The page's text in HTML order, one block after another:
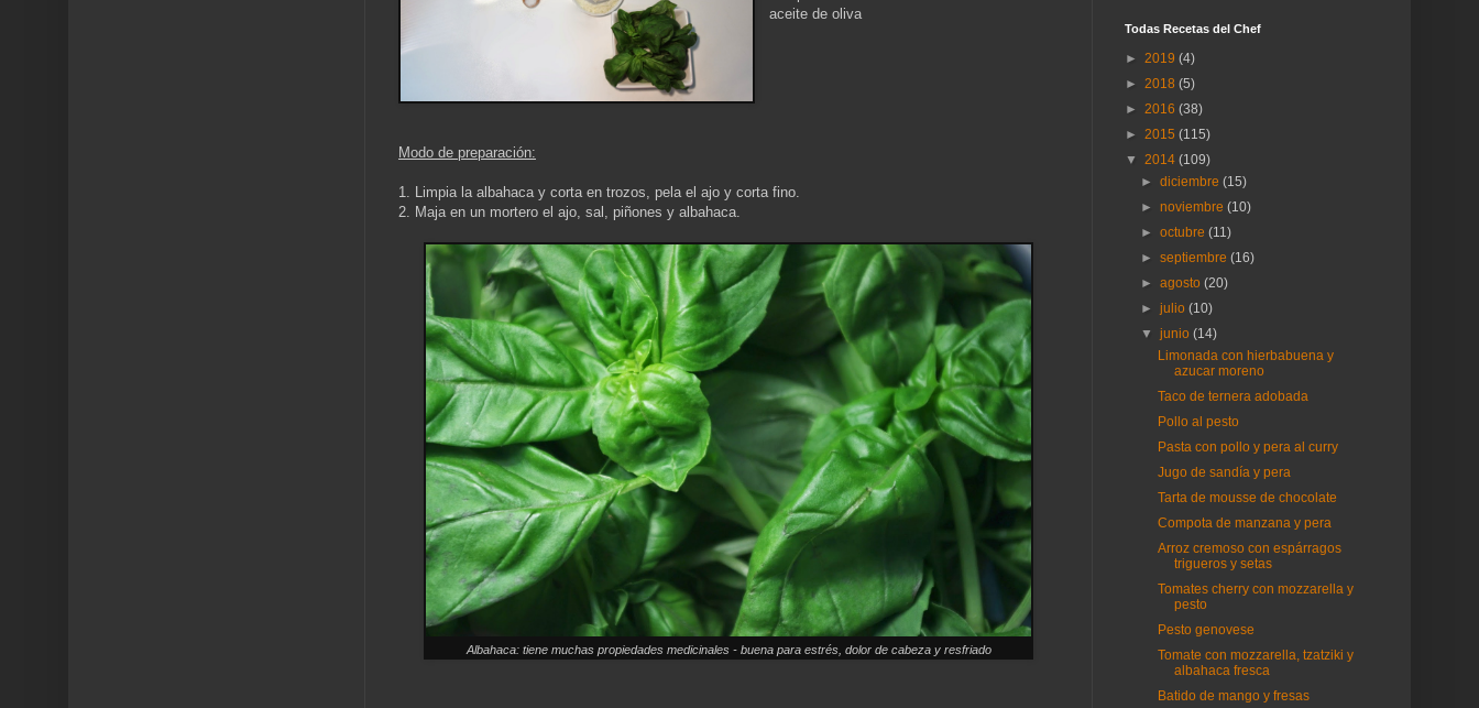
aceite de oliva
Modo de preparación:
1. Limpia la albahaca y corta en trozos, pela el ajo y corta fino.
2. Maja en un mortero el ajo, sal, piñones y albahaca.
Albahaca: tiene muchas propiedades medicinales - buena para estrés, dolor de cabeza y resfriado
Todas Recetas del Chef
► 2019 (4)
► 2018 (5)
► 2016 (38)
► 2015 (115)
▼ 2014 (109)
►diciembre(15)
►noviembre(10)
►octubre(11)
►septiembre(16)
►agosto(20)
►julio(10)
▼junio(14)
Limonada con hierbabuena y
azucar moreno
Taco de ternera adobada
Pollo al pesto
Pasta con pollo y pera al curry
Jugo de sandía y pera
Tarta de mousse de chocolate
Compota de manzana y pera
Arroz cremoso con espárragos
trigueros y setas
Tomates cherry con mozzarella y
pesto
Pesto genovese
Tomate con mozzarella, tzatziki y
albahaca fresca
Batido de mango y fresas